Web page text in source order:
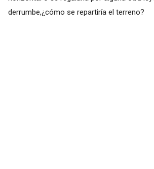
derrumbe,¿cómo se repartiría el terreno?